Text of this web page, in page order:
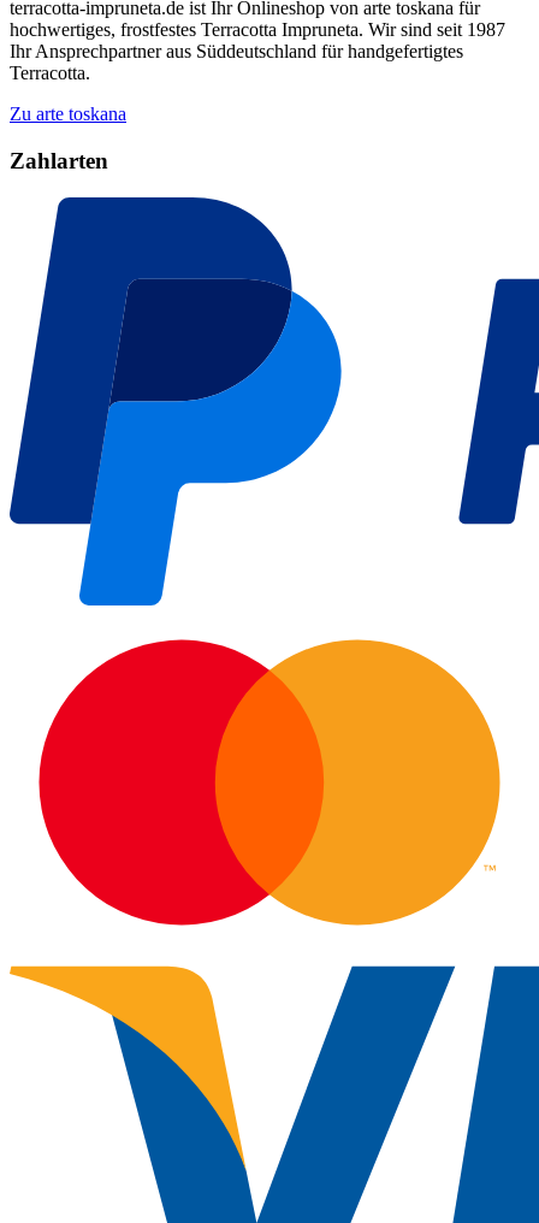
terracotta-impruneta.de ist Ihr Onlineshop von arte toskana für
hochwertiges, frostfestes Terracotta Impruneta. Wir sind seit 1987
Ihr Ansprechpartner aus Süddeutschland für handgefertigtes
Terracotta.
Zu arte toskana
Zahlarten